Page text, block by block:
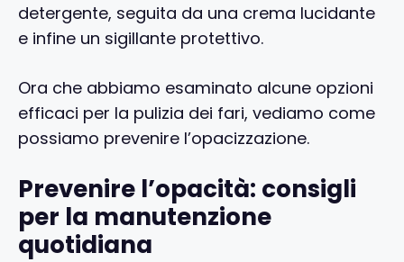
detergente, seguita da una crema lucidante
e infine un sigillante protettivo.
Ora che abbiamo esaminato alcune opzioni
efficaci per la pulizia dei fari, vediamo come
possiamo prevenire l’opacizzazione.
Prevenire l’opacità: consigli
per la manutenzione
quotidiana